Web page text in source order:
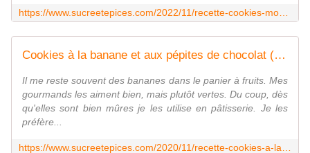
Cookies à la banane et aux pépites de chocolat (sans oeufs) - www.sucreetepices.com
Il me reste souvent des bananes dans le panier à fruits. Mes
gourmands les aiment bien, mais plutôt vertes. Du coup, dès
qu'elles sont bien mûres je les utilise en pâtisserie. Je les
préfère...